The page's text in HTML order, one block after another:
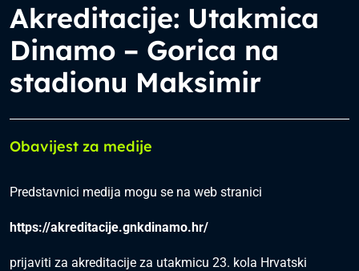
Akreditacije: Utakmica
Dinamo – Gorica na
stadionu Maksimir
Obavijest za medije
Predstavnici medija mogu se na web stranici
https://akreditacije.gnkdinamo.hr/
prijaviti za akreditacije za utakmicu 23. kola Hrvatski